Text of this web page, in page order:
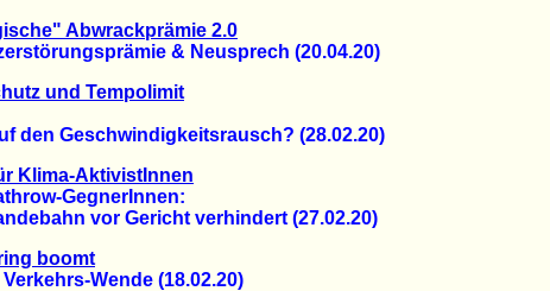
Abwrackprämie 2.0
& Neusprech (20.04.20)
und Tempolimit
den Geschwindigkeitsrausch? (28.02.20)
Klima-AktivistInnen
GegnerInnen:
vor Gericht verhindert (27.02.20)
boomt
Wende (18.02.20)